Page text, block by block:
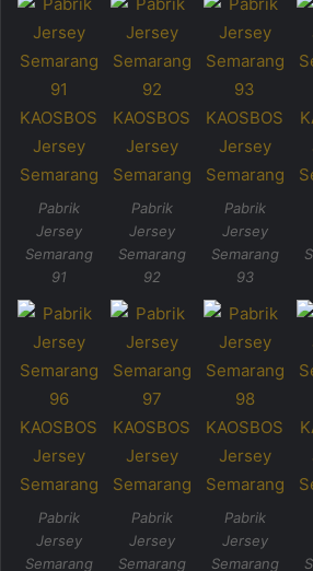
Pabrik
Jersey
Semarang
91
Pabrik
Jersey
Semarang
92
Pabrik
Jersey
Semarang
93
Pabrik
Jersey
Semarang
Pabrik
Jersey
Semarang
Pabrik
Jersey
Semarang